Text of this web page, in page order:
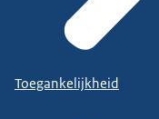
Toegankelijkheid